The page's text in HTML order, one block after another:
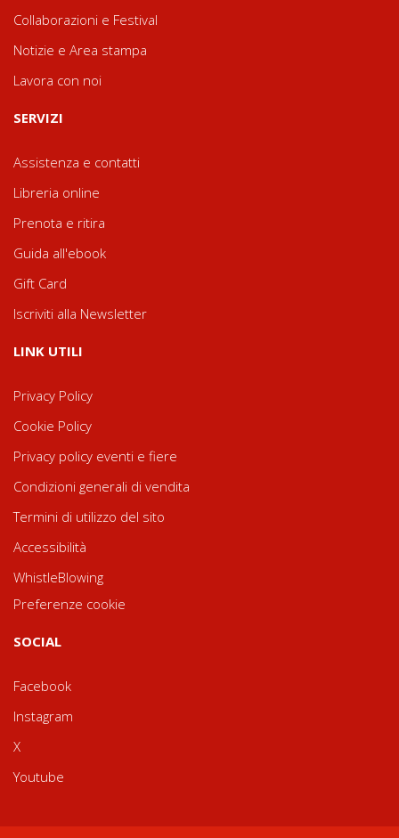
Collaborazioni e Festival
Notizie e Area stampa
Lavora con noi
SERVIZI
Assistenza e contatti
Libreria online
Prenota e ritira
Guida all'ebook
Gift Card
Iscriviti alla Newsletter
LINK UTILI
Privacy Policy
Cookie Policy
Privacy policy eventi e fiere
Condizioni generali di vendita
Termini di utilizzo del sito
Accessibilità
WhistleBlowing
Preferenze cookie
SOCIAL
Facebook
Instagram
X
Youtube